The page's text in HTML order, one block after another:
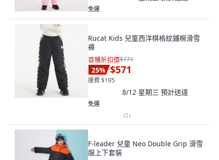
免運
Rucat Kids 兒童西洋棋格紋鋪棉滑雪
褲
首購折扣價$771
25% $571
運費 $195
8/12 星期三 預計送達
免運
(2)
F-leader 兒童 Neo Double Grip 滑雪
服上下套裝